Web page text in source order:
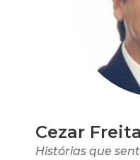
Cezar
Histórias que